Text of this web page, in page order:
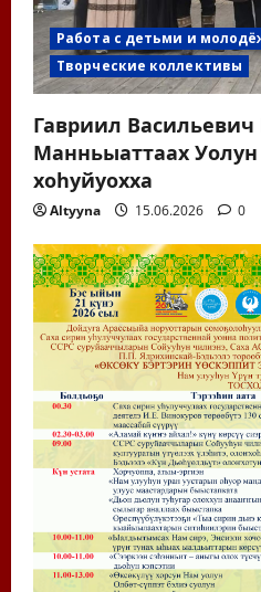
Работа с детьми и
Творческие коллективы
Гавриил
Манньыаттаах
хоһуйуохха
Altyyna 15.06.2026 0